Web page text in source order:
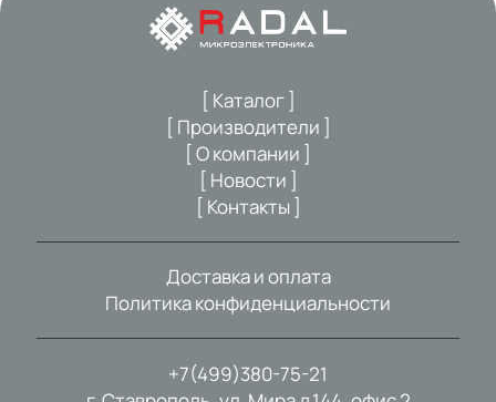
+7(499)380-75-21
[ Каталог ]
[ Производители ]
[ О компании ]
[ Новости ]
[ Контакты ]
Доставка и оплата
Политика конфиденциальности